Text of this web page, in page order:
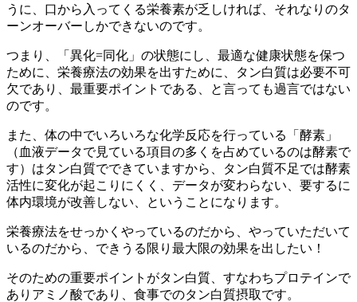
うに、口から入ってくる栄養素が乏しければ、それなりのタ
ーンオーバーしかできないのです。
つまり、「異化=同化」の状態にし、最適な健康状態を保つ
ために、栄養療法の効果を出すために、タン白質は必要不可
欠であり、 最重要ポイント である、と言っても過言ではない
のです。
また、体の中でいろいろな化学反応を行っている「酵素」
（血液データで見ている項目の多くを占めているのは酵素で
す）はタン白質でできていますから、タン白質不足では酵素
活性に変化が起こりにくく、データが変わらない、要するに
体内環境が改善しない、ということになります。
栄養療法をせっかくやっているのだから、やっていただいて
いるのだから、できうる限り最大限の効果を出したい！
そのための重要ポイントがタン白質、すなわちプロテインで
ありアミノ酸であり、食事でのタン白質摂取です。